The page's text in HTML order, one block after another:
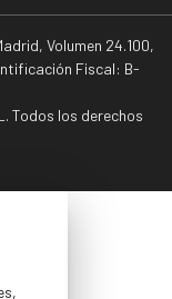
Volumen 24.100,
Fiscal: B-
Todos los derechos